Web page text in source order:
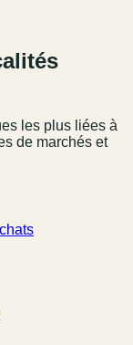
les plus liées à
de marchés et